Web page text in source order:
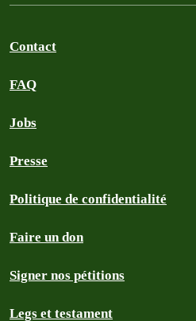
Contact
FAQ
Jobs
Presse
Politique de confidentialité
Faire un don
Signer nos pétitions
Legs et testament